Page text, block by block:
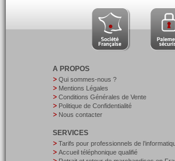
A PROPOS
Qui sommes-nous ?
Mentions Légales
Conditions Générales de Vente
Politique de Confidentialité
Nous contacter
SERVICES
Tarifs pour professionnels de
Accueil téléphonique qualifié